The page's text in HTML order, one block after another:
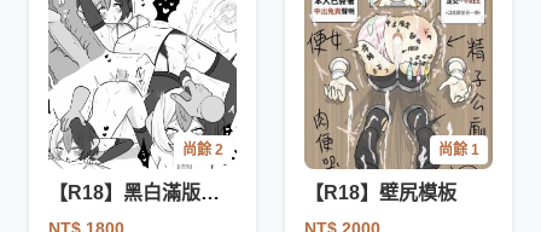
尚餘 2
【R18】黑白滿版色圖
尚餘 1
【R18】壁尻模板